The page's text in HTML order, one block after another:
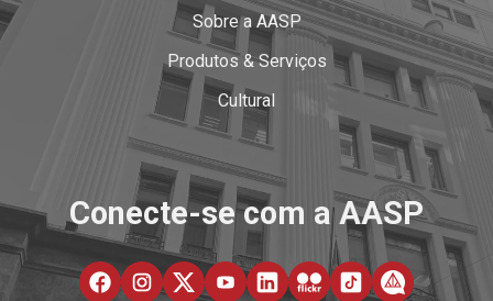
Sobre a AASP
Produtos & Serviços
Cultural
Conecte-se com a AASP